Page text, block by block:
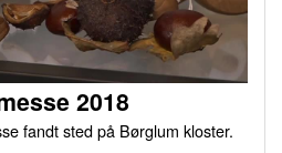
2018
fandt sted på Børglum kloster.